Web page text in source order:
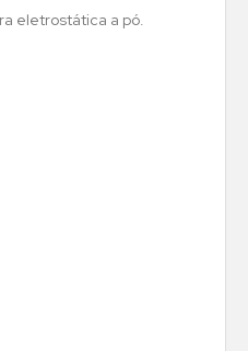
eletrostática a pó.